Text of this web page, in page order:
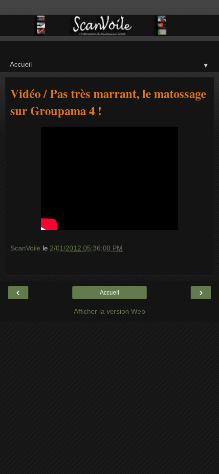
▼
Vidéo / Pas très marrant, le matossage
sur Groupama 4 !
ScanVoile le 2/01/2012 05:36:00 PM
‹ ›
Accueil
Afficher la version Web